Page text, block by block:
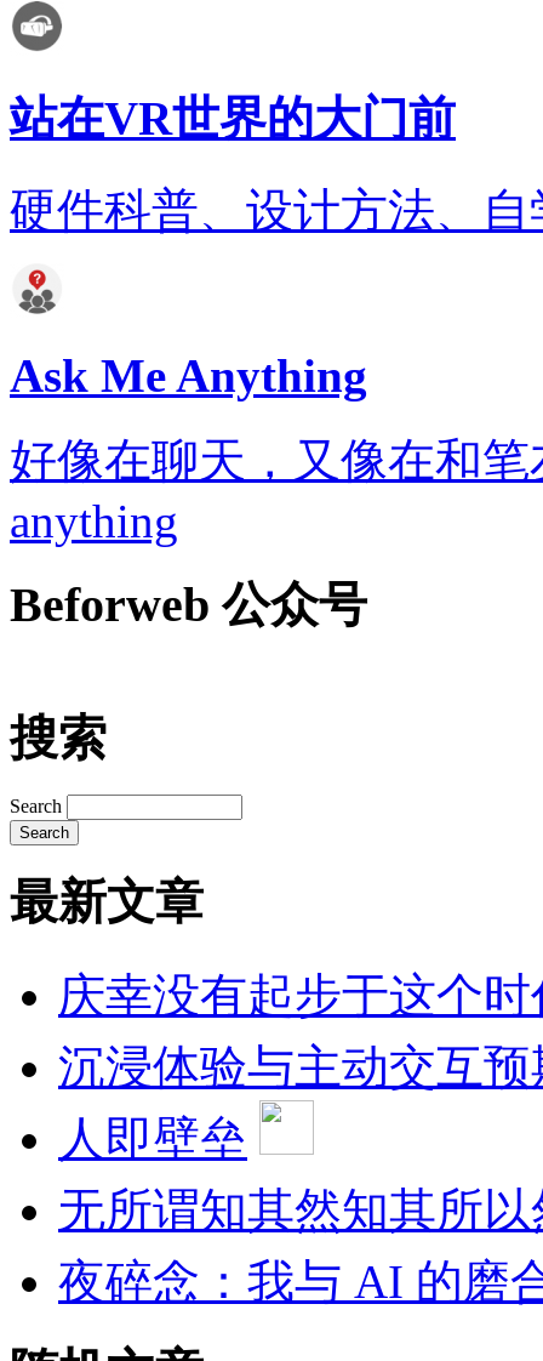
站在VR世界的大门前
硬件科普、设计方法、
Ask Me Anything
好像在聊天，又像在和笔
anything
Beforweb 公众号
搜索
Search
最新文章
庆幸没有起步于这个时
沉浸体验与主动交互预
人即壁垒
无所谓知其然知其所以
夜碎念：我与 AI 的磨